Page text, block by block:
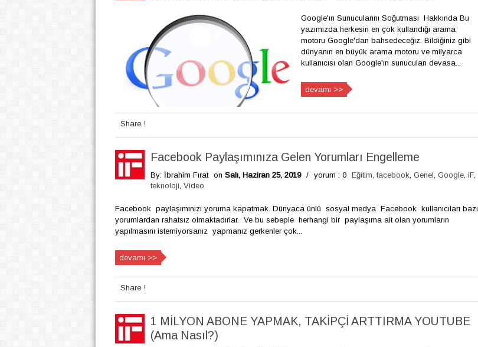
Google'ın Sunucularını Soğutması Hakkında Bu
yazımızda herkesin en çok kullandığı arama
motoru Google'dan bahsedeceğiz. Bildiğiniz gibi
dünyanın en büyük arama motoru ve milyarca
kullanıcısı olan Google'ın sunucuları devasa...
devamı >>
Share !
Facebook Paylaşımınıza Gelen Yorumları Engelleme
By: İbrahim Fırat on Salı, Haziran 25, 2019 / yorum : 0 Eğitim ,facebook Genel Google, iF,
teknoloji Video
Facebook paylaşımınızı yoruma kapatmak. Dünyaca ünlü sosyal medya Facebook kullanıcıları bazı
yorumlardan rahatsız olmaktadırlar. Ve bu sebeple herhangi bir paylaşıma ait olan yorumların
yapılmasını istemiyorsanız yapmanız gerkenler çok...
devamı >>
Share !
1 MİLYON ABONE YAPMAK, TAKİPÇİ ARTTIRMA YOUTUBE
(Ama Nasıl?)